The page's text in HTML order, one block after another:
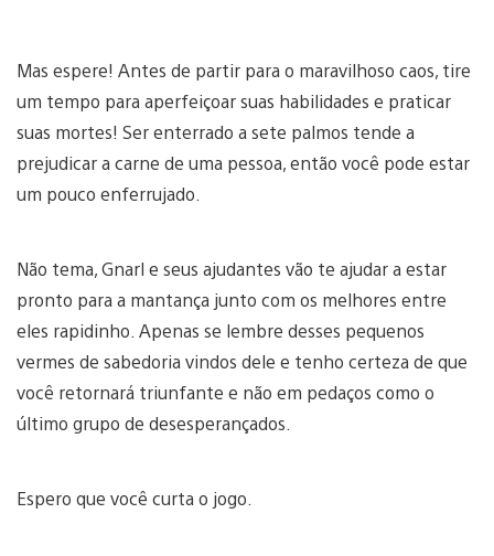
Mas espere! Antes de partir para o maravilhoso caos, tire
um tempo para aperfeiçoar suas habilidades e praticar
suas mortes! Ser enterrado a sete palmos tende a
prejudicar a carne de uma pessoa, então você pode estar
um pouco enferrujado.
Não tema, Gnarl e seus ajudantes vão te ajudar a estar
pronto para a mantança junto com os melhores entre
eles rapidinho. Apenas se lembre desses pequenos
vermes de sabedoria vindos dele e tenho certeza de que
você retornará triunfante e não em pedaços como o
último grupo de desesperançados.
Espero que você curta o jogo.